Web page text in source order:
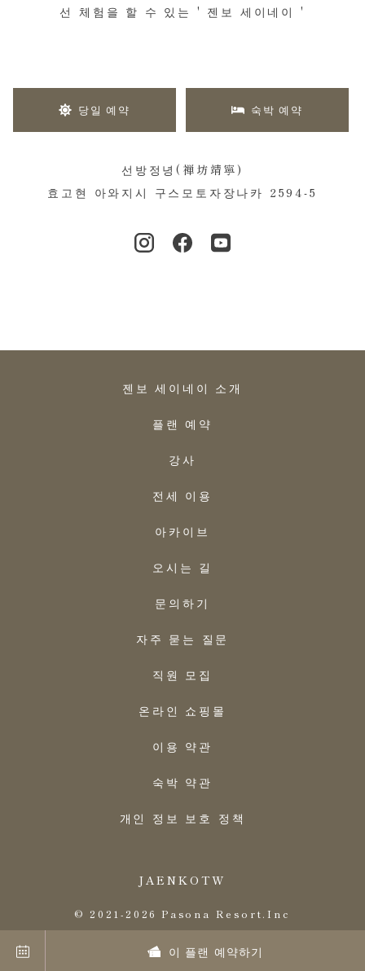
이 플랜 예약하기
선 체험을 할 수 있는 ' 젠보 세이네이 '
당일 예약 숙박 예약
선방정녕(禅坊靖寧)
효고현 아와지시 구스모토자장나카 2594-5
젠보 세이네이 소개
플랜 예약
강사
전세 이용
아카이브
오시는 길
문의하기
자주 묻는 질문
직원 모집
온라인 쇼핑몰
이용 약관
숙박 약관
개인 정보 보호 정책
JAENKO TW
© 2021-2026 Pasona Resort.Inc